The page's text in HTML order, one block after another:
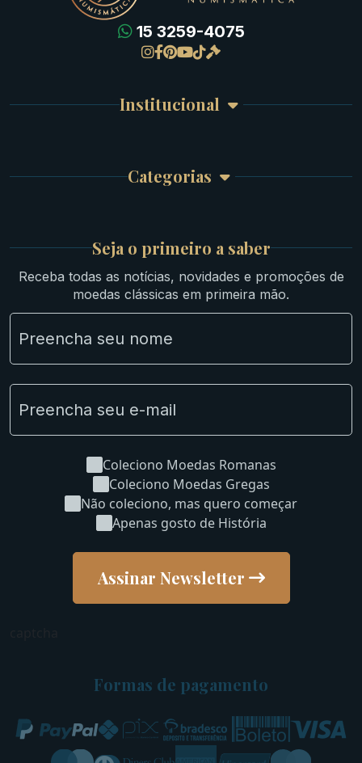
15 3259-4075
Institucional
Meus Pedidos
Carrinho de Compra
Atendimento
Categorias
Gregas
Byzantinas
Bíblicas
Ouro
Ibéricas
Lotes Grandes
Material Numismático
NGC e NNC Encapsuladas
Novidades
Seja o primeiro a saber
Receba todas as notícias, novidades e promoções de
moedas clássicas em primeira mão.
Coleciono Moedas Romanas
Coleciono Moedas Gregas
Não coleciono, mas quero começar
Apenas gosto de História
Assinar Newsletter
Formas de pagamento